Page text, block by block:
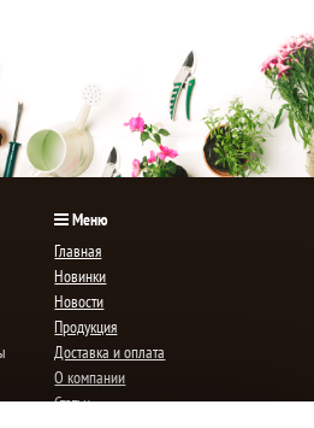
Меню
Главная
Новинки
Новости
Продукция
Доставка и оплата
О компании
Статьи